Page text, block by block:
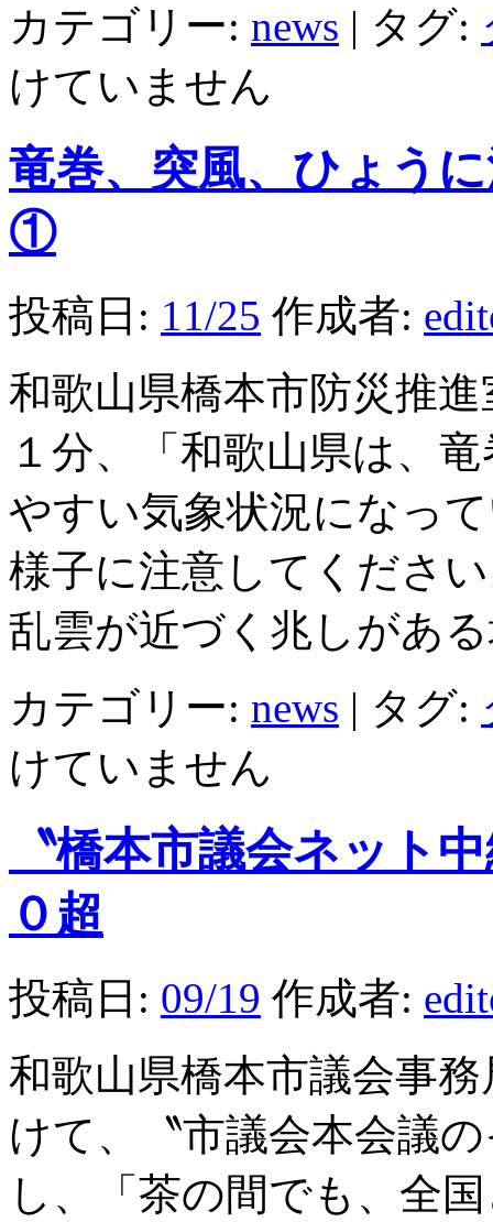
カテゴリー: news | タグ:
けていません
竜巻、突風、ひょう
①
投稿日: 11/25 作成者:
和歌山県橋本市防災推
１分、「和歌山県は、
やすい気象状況になっ
様子に注意してくださ
乱雲が近づく兆しがあ
カテゴリー: news | タグ:
けていません
〝橋本市議会ネット
０超
投稿日: 09/19 作成者:
和歌山県橋本市議会事
けて、〝市議会本会議
し、「茶の間でも、全